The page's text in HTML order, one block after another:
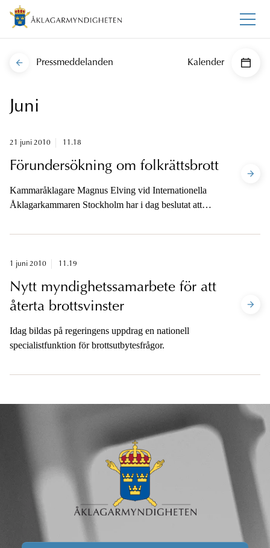
Pressmeddelanden Kalender
Juni
21 juni 2010 11.18
Förundersökning om folkrättsbrott
Kammaråklagare Magnus Elving vid Internationella
Åklagarkammaren Stockholm har i dag beslutat att
rätten i Sudan under åren 1997 – 2003.
1 juni 2010 11.19
Nytt myndighetssamarbete för att
återta brottsvinster
Idag bildas på regeringens uppdrag en nationell
specialistfunktion för brottsutbytesfrågor.